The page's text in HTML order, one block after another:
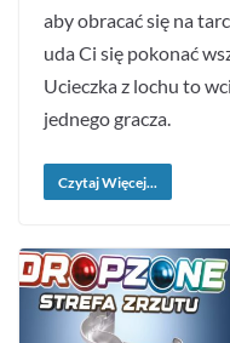
aby obracać się na
uda Ci się pokonać
Ucieczka z lochu to
jednego gracza.
Czytaj Więcej...